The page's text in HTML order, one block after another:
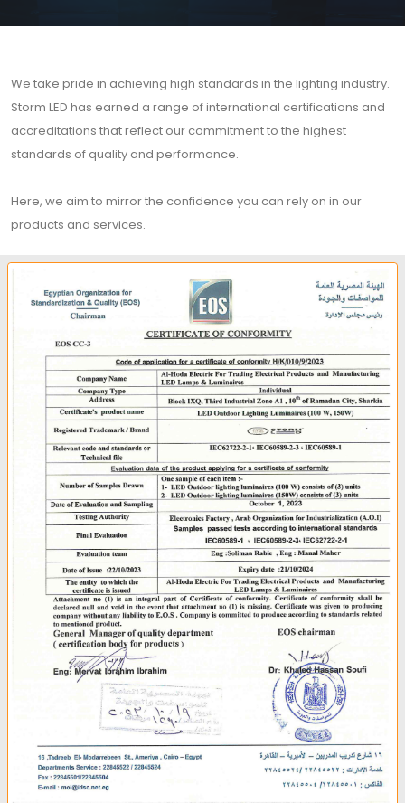
We take pride in achieving high standards in the lighting industry.
Storm LED has earned a range of international certifications and
accreditations that reflect our commitment to the highest
standards of quality and performance.
Here, we aim to mirror the confidence you can rely on in our
products and services.